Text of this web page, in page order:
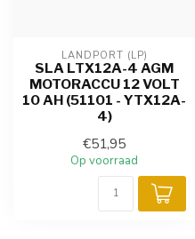
LANDPORT (LP)
SLA LTX12A-4 AGM
MOTORACCU 12 VOLT
10 AH (51101 - YTX12A-
4)
€51,95
Op voorraad